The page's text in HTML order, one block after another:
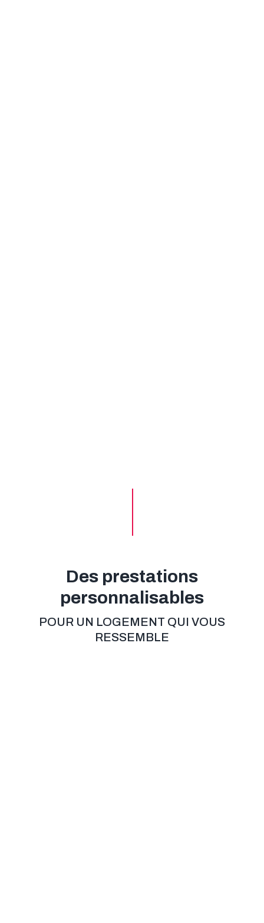
Des prestations
personnalisables
POUR UN LOGEMENT QUI VOUS
RESSEMBLE